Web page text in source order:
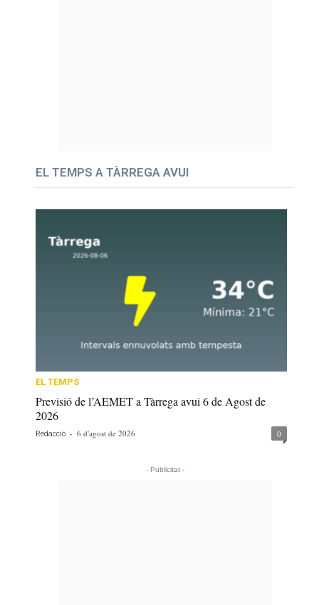
EL TEMPS A TÀRREGA AVUI
EL TEMPS
Previsió de l’AEMET a Tàrrega avui 6 de Agost de
2026
Redacció - 6 d'agost de 2026 0
- Publicitat -